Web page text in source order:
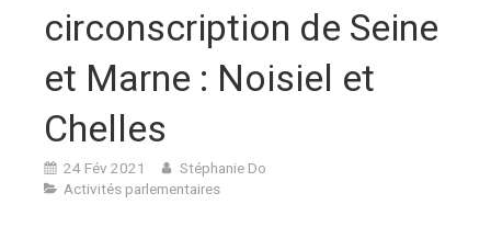
circonscription de Seine
et Marne : Noisiel et
Chelles
24 Fév 2021
Stéphanie Do
Activités parlementaires